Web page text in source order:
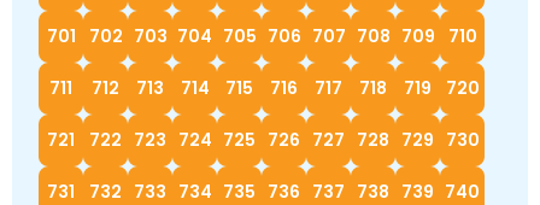
701 702 703 704 705 706 707 708 709 710
711 712 713 714 715 716 717 718 719 720
721 722 723 724 725 726 727 728 729 730
731 732 733 734 735 736 737 738 739 740